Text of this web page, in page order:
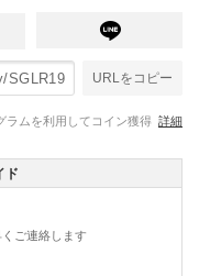
URLをコピー
ラムを利用してコイン獲得 詳細
ド
ご連絡します